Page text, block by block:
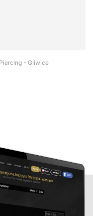
- Gliwice